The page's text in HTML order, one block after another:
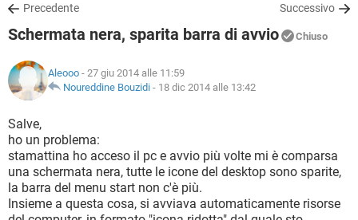
iOS
INSTAGRAM WHATSAPP
TIKTOK
HARDWARE
INSTAGRAM
TIKTOK
HARDWARE
DOWNLOAD
COVID-19 GAMING
INTRATTENIMENTO
iOS WINDOWS 10
INSTAGRAM
TIKTOK
HARDWARE
COVID-19
INTRATTENIMENTO
iOS
INSTAGRAM WHATSAPP
TIKTOK FACEBOOK
HARDWARE
GLOSSARIO
COVID-19
INTRATTENIMENTO
iOS WINDOWS 10
INSTAGRAM WHATSAPP
Precedente Successivo
Schermata nera, sparita barra di avvio Chiuso
Aleooo - 27 giu 2014 alle 11:59
Noureddine Bouzidi - 18 dic 2014 alle 13:42
Salve,
ho un problema:
stamattina ho acceso il pc e avvio più volte mi è comparsa
una schermata nera, tutte le icone del desktop sono sparite,
la barra del menu start non c'è più.
Insieme a questa cosa, si avviava automaticamente risorse